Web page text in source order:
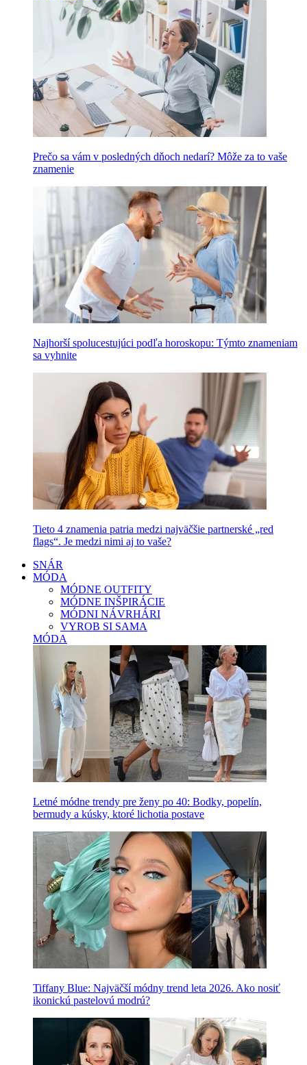
Prečo sa vám v posledných dňoch nedarí? Môže za to vaše
znamenie
Najhorší spolucestujúci podľa horoskopu: Týmto znameniam
sa vyhnite
Tieto 4 znamenia patria medzi najväčšie partnerské „red
flags“. Je medzi nimi aj to vaše?
SNÁR
MÓDA
MÓDNE OUTFITY
MÓDNE INŠPIRÁCIE
MÓDNI NÁVRHÁRI
VYROB SI SAMA
MÓDA
Letné módne trendy pre ženy po 40: Bodky, popelín,
bermudy a kúsky, ktoré lichotia postave
Tiffany Blue: Najväčší módny trend leta 2026. Ako nosiť
ikonickú pastelovú modrú?